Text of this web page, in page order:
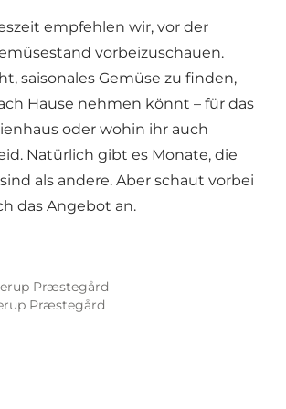
empfehlen wir, vor der
vorbeizuschauen.
saisonales Gemüse zu finden,
Hause nehmen könnt – für das
oder wohin ihr auch
Natürlich gibt es Monate, die
als andere. Aber schaut vorbei
das Angebot an.
Præstegård
Præstegård